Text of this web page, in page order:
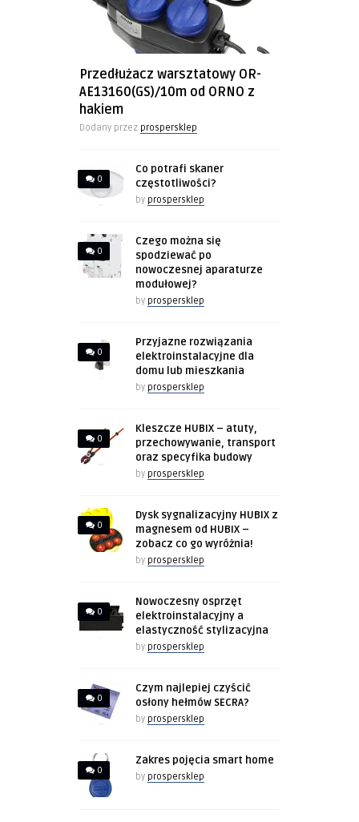
Przedłużacz warsztatowy OR-
AE13160(GS)/10m od ORNO z
hakiem
Dodany przez prospersklep
0
Co potrafi skaner
częstotliwości?
by prospersklep
0
Czego można się
spodziewać po
nowoczesnej aparaturze
modułowej?
by prospersklep
0
Przyjazne rozwiązania
elektroinstalacyjne dla
domu lub mieszkania
by prospersklep
0
Kleszcze HUBIX – atuty,
przechowywanie, transport
oraz specyfika budowy
by prospersklep
0
Dysk sygnalizacyjny HUBIX z
magnesem od HUBIX –
zobacz co go wyróżnia!
by prospersklep
0
Nowoczesny osprzęt
elektroinstalacyjny a
elastyczność stylizacyjna
by prospersklep
0
Czym najlepiej czyścić
osłony hełmów SECRA?
by prospersklep
0
Zakres pojęcia smart home
by prospersklep